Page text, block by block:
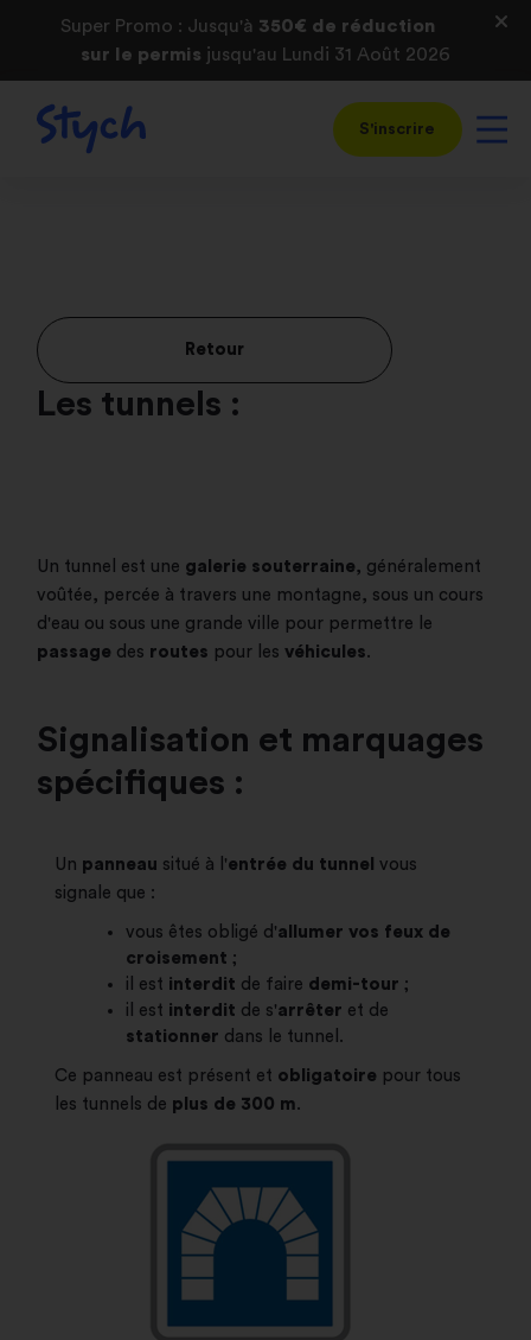
Super Promo : Jusqu'à 350€ de réduction
sur le permis jusqu'au Lundi 31 Août 2026
S'inscrire
Retour
Les tunnels :
Un tunnel est une galerie souterraine, généralement
voûtée, percée à travers une montagne, sous un cours
d'eau ou sous une grande ville pour permettre le
passage des routes pour les véhicules.
Signalisation et marquages
spécifiques :
Un panneau situé à l'entrée du tunnel vous
signale que :
vous êtes obligé d'allumer vos feux de
croisement ;
il est interdit de faire demi-tour ;
il est interdit de s'arrêter et de
stationner dans le tunnel.
Ce panneau est présent et obligatoire pour tous
les tunnels de plus de 300 m.